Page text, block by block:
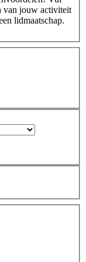
van jouw activiteit
lidmaatschap.